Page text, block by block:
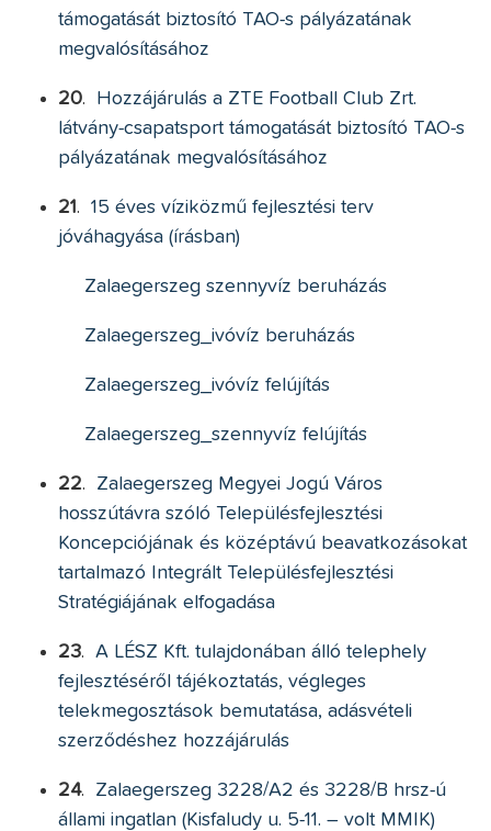
támogatását biztosító TAO-s pályázatának
megvalósításához
20.
Hozzájárulás a ZTE Football Club Zrt.
látvány-csapatsport támogatását biztosító TAO-s
pályázatának megvalósításához
21.
15 éves víziközmű fejlesztési terv
jóváhagyása (írásban)
Zalaegerszeg szennyvíz beruházás
Zalaegerszeg_ivóvíz beruházás
Zalaegerszeg_ivóvíz felújítás
Zalaegerszeg_szennyvíz felújítás
22.
Zalaegerszeg Megyei Jogú Város
hosszútávra szóló Településfejlesztési
Koncepciójának és középtávú beavatkozásokat
tartalmazó Integrált Településfejlesztési
Stratégiájának elfogadása
23.
A LÉSZ Kft. tulajdonában álló telephely
fejlesztéséről tájékoztatás, végleges
telekmegosztások bemutatása, adásvételi
szerződéshez hozzájárulás
24.
Zalaegerszeg 3228/A2 és 3228/B hrsz-ú
állami ingatlan (Kisfaludy u. 5-11. – volt MMIK)